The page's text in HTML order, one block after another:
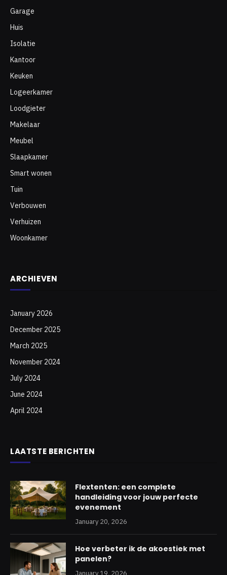
Garage
Huis
Isolatie
Kantoor
Keuken
Logeerkamer
Loodgieter
Makelaar
Meubel
Slaapkamer
Smart wonen
Tuin
Verbouwen
Verhuizen
Woonkamer
ARCHIEVEN
January 2026
December 2025
March 2025
November 2024
July 2024
June 2024
April 2024
LAATSTE BERICHTEN
Flextenten: een complete
handleiding voor jouw perfecte
evenement
January 20, 2026
Hoe verbeter ik de akoestiek met
panelen?
January 19, 2026